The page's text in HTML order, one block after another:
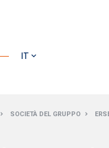
IT
SOCIETÀ DEL GRUPPO